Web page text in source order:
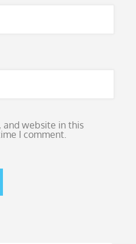
and website in this
I comment.